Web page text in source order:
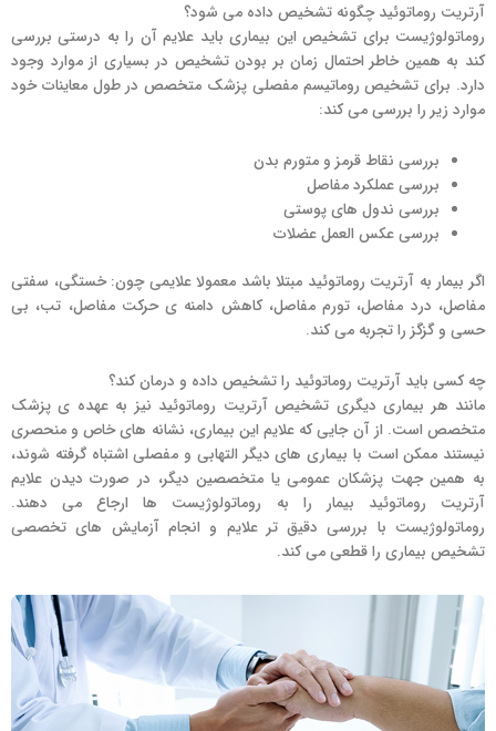
آرتریت روماتوئید چگونه تشخیص داده می شود؟
روماتولوژیست برای تشخیص این بیماری باید علایم آن را به درستی بررسی
کند به همین خاطر احتمال زمان بر بودن تشخیص در بسیاری از موارد وجود
دارد. برای تشخیص روماتیسم مفصلی پزشک متخصص در طول معاینات خود
موارد زیر را بررسی می کند:
بررسی نقاط قرمز و متورم بدن
بررسی عملکرد مفاصل
بررسی ندول های پوستی
بررسی عکس العمل عضلات
اگر بیمار به آرتریت روماتوئید مبتلا باشد معمولا علایمی چون: خستگی، سفتی
مفاصل، درد مفاصل، تورم مفاصل، کاهش دامنه ی حرکت مفاصل، تب، بی
حسی و گزگز را تجربه می کند.
چه کسی باید آرتریت روماتوئید را تشخیص داده و درمان کند؟
مانند هر بیماری دیگری تشخیص آرتریت روماتوئید نیز به عهده ی پزشک
متخصص است. از آن جایی که علایم این بیماری، نشانه های خاص و منحصری
نیستند ممکن است با بیماری های دیگر التهابی و مفصلی اشتباه گرفته شوند،
به همین جهت پزشکان عمومی یا متخصصین دیگر، در صورت دیدن علایم
آرتریت روماتوئید بیمار را به روماتولوژیست ها ارجاع می دهند.
روماتولوژیست با بررسی دقیق تر علایم و انجام آزمایش های تخصصی
تشخیص بیماری را قطعی می کند.